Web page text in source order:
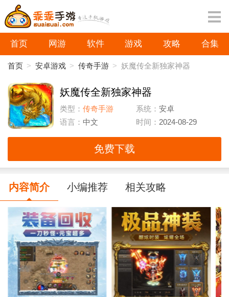
首页 网游 软件 游戏 攻略 合集
首页 > 安卓游戏 > 传奇手游 > 妖魔传全新独家神器
妖魔传全新独家神器
类型： 传奇手游 系统：安卓
语言： 中文 时间： 2024-08-29
免费下载
内容简介 小编推荐 相关攻略